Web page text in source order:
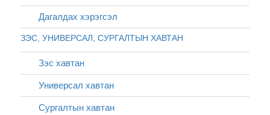
Дагалдах хэрэгсэл
ЗЭС, УНИВЕРСАЛ, СУРГАЛТЫН ХАВТАН
Зэс хавтан
Универсал хавтан
Сургалтын хавтан